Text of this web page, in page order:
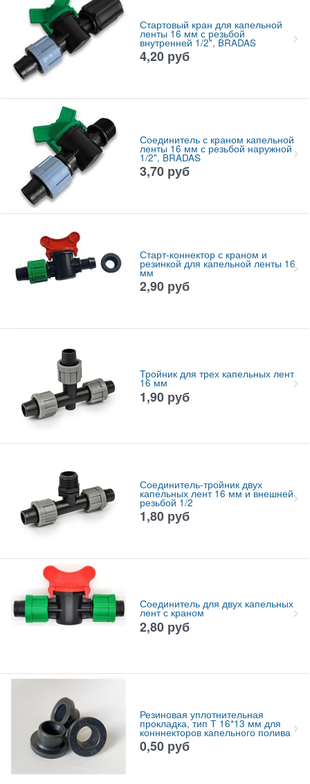
Стартовый кран для капельной
ленты 16 мм с резьбой
внутренней 1/2", BRADAS
4,20 руб
Соединитель с краном капельной
ленты 16 мм с резьбой наружной
1/2", BRADAS
3,70 руб
Старт-коннектор с краном и
резинкой для капельной ленты 16
мм
2,90 руб
Тройник для трех капельных лент
16 мм
1,90 руб
Соединитель-тройник двух
капельных лент 16 мм и внешней
резьбой 1/2
1,80 руб
Соединитель для двух капельных
лент с краном
2,80 руб
Резиновая уплотнительная
прокладка, тип Т 16*13 мм для
конннекторов капельного полива
0,50 руб